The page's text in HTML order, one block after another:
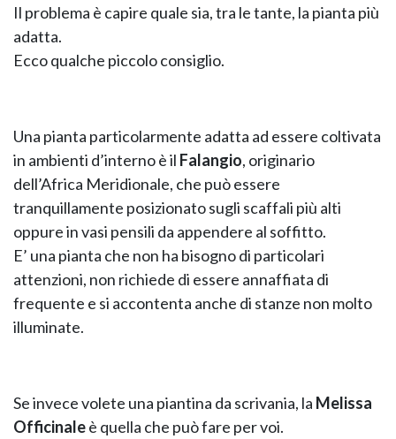
GIANO WOOD –
TWIST –
Il problema è capire quale sia, tra le tante, la pianta più
adatta.
Ecco qualche piccolo consiglio.
Una pianta particolarmente adatta ad essere coltivata
in ambienti d’interno è il Falangio, originario
dell’Africa Meridionale, che può essere
tranquillamente posizionato sugli scaffali più alti
oppure in vasi pensili da appendere al soffitto.
E’ una pianta che non ha bisogno di particolari
attenzioni, non richiede di essere annaffiata di
frequente e si accontenta anche di stanze non molto
illuminate.
Se invece volete una piantina da scrivania, la Melissa
Officinaleè quella che può fare per voi.